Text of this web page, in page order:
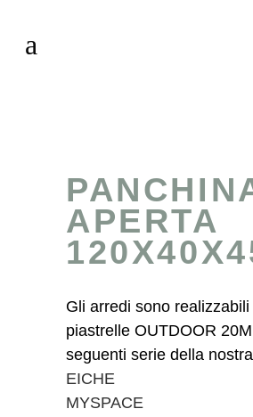
APERTA
Gli arredi sono
piastrelle OUTDOOR
seguenti serie della
EICHE
MYSPACE